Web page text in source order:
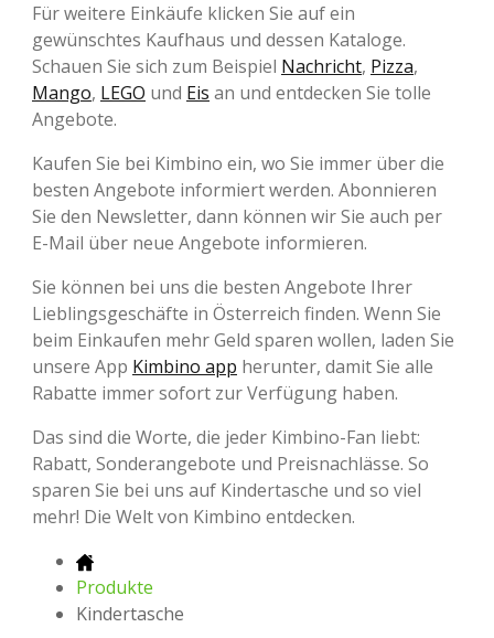
Für weitere Einkäufe klicken Sie auf ein
gewünschtes Kaufhaus und dessen Kataloge.
Schauen Sie sich zum Beispiel Nachricht, Pizza,
Mango, LEGO und Eis an und entdecken Sie tolle
Angebote.
Kaufen Sie bei Kimbino ein, wo Sie immer über die
besten Angebote informiert werden. Abonnieren
Sie den Newsletter, dann können wir Sie auch per
E-Mail über neue Angebote informieren.
Sie können bei uns die besten Angebote Ihrer
Lieblingsgeschäfte in Österreich finden. Wenn Sie
beim Einkaufen mehr Geld sparen wollen, laden Sie
unsere App Kimbino app herunter, damit Sie alle
Rabatte immer sofort zur Verfügung haben.
Das sind die Worte, die jeder Kimbino-Fan liebt:
Rabatt, Sonderangebote und Preisnachlässe. So
sparen Sie bei uns auf Kindertasche und so viel
mehr! Die Welt von Kimbino entdecken.
Produkte
Kindertasche